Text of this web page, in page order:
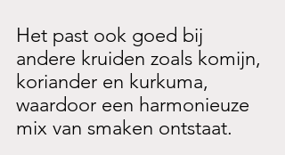
Het past ook goed bij
andere kruiden zoals komijn,
koriander en kurkuma,
waardoor een harmonieuze
mix van smaken ontstaat.